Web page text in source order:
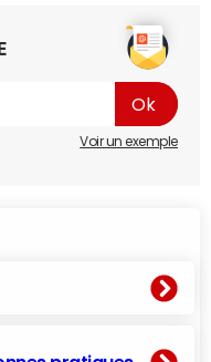
Voir un exemple